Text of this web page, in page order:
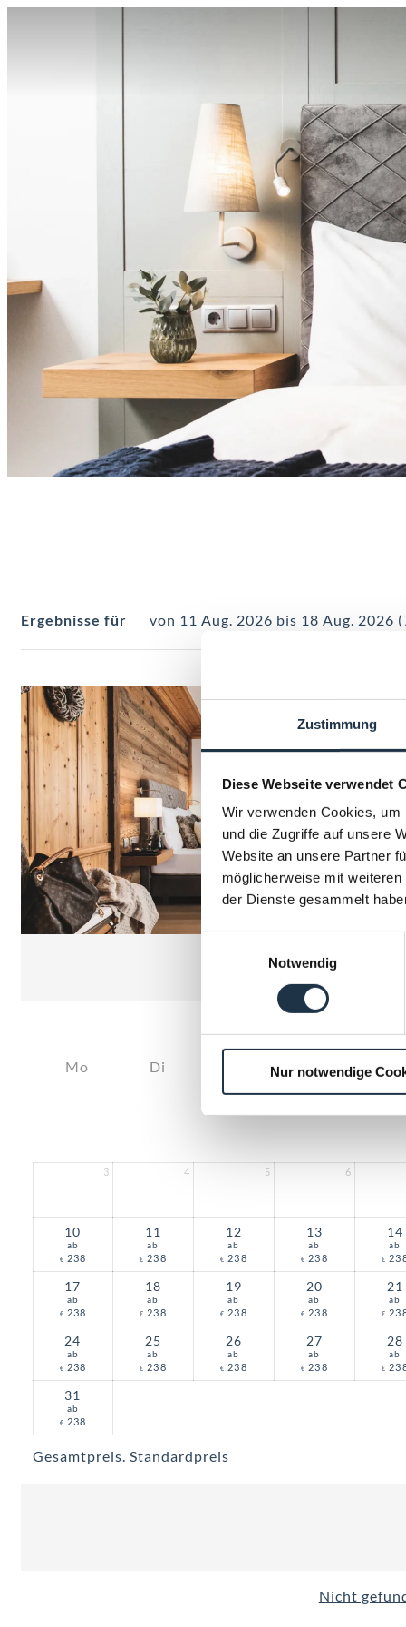
Zustimmung
Diese Webseite verwendet
Wir verwenden Cookies,
und die Zugriffe auf unsere
Website an unsere Partner
möglicherweise mit
der Dienste gesammelt
Notwendig
Nur notwendige
Unsere Angebote im
Ergebnisse für von 11 Aug. 2026 bis 18 Aug. 2026 (
Mo Di Do Fr
August 2026
3 4 5 6
10
ab
€ 238
11
ab
€ 238
12
ab
€ 238
13
ab
€ 238
14
ab
€
17
ab
€ 238
18
ab
€ 238
19
ab
€ 238
20
ab
€ 238
21
ab
€
24
ab
€ 238
25
ab
€ 238
26
ab
€ 238
27
ab
€ 238
28
ab
€
31
ab
€ 238
Gesamtpreis. Standardpreis
Nicht